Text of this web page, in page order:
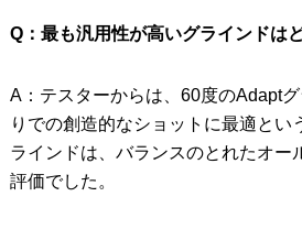
Q：最も汎用性が高いグラインドは
A：テスターからは、60度のAdapt
りでの創造的なショットに最適とい
ラインドは、バランスのとれたオー
評価でした。